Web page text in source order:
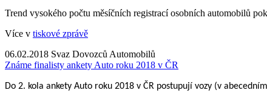
Trend vysokého počtu měsíčních registrací osobních automobilů
Více v tiskové zprávě
06.02.2018 Svaz Dovozců Automobilů
Známe finalisty ankety Auto roku 2018 v ČR
Do 2. kola ankety Auto roku 2018 v ČR postupují vozy (v